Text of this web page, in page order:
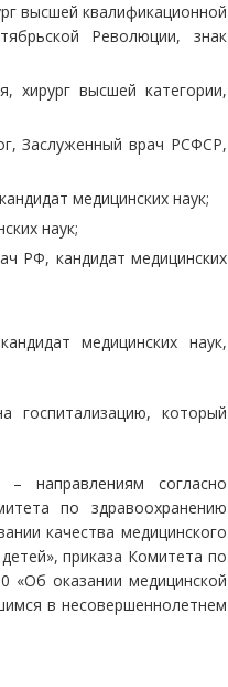
высшей квалификационной
Революции, знак
хирург высшей категории,
Заслуженный врач РСФСР,
медицинских наук;
наук;
РФ, кандидат медицинских
медицинских наук,
госпитализацию, который
направлениям согласно
по здравоохранению
качества медицинского
приказа Комитета по
«Об оказании медицинской
в несовершеннолетнем